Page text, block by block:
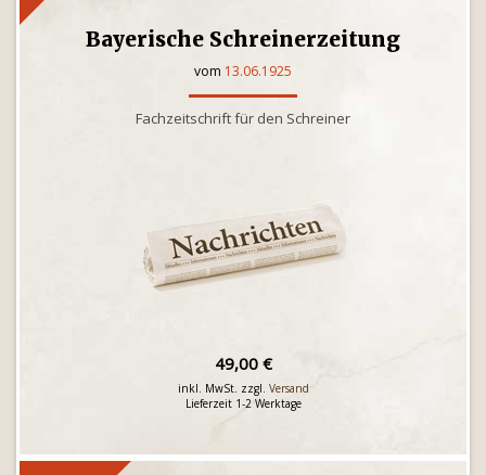
Bayerische Schreinerzeitung
vom 13.06.1925
Fachzeitschrift für den Schreiner
49,00 €
inkl. MwSt. zzgl. Versand
Lieferzeit 1-2 Werktage